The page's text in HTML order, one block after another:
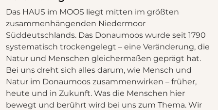
Das HAUS im MOOS liegt mitten im größten
zusammenhängenden Niedermoor
Süddeutschlands. Das Donaumoos wurde seit 1790
systematisch trockengelegt – eine Veränderung, die
Natur und Menschen gleichermaßen geprägt hat.
Bei uns dreht sich alles darum, wie Mensch und
Natur im Donaumoos zusammenwirken – früher,
heute und in Zukunft. Was die Menschen hier
bewegt und berührt wird bei uns zum Thema. Wir